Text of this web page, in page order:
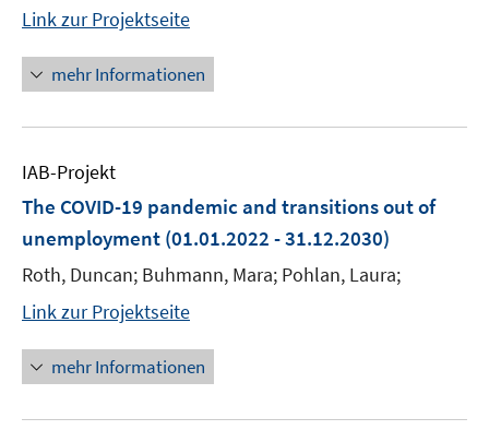
Link zur Projektseite
mehr Informationen
IAB-Projekt
The COVID-19 pandemic and transitions out of
unemployment (01.01.2022 - 31.12.2030)
Roth, Duncan; Buhmann, Mara; Pohlan, Laura;
Link zur Projektseite
mehr Informationen